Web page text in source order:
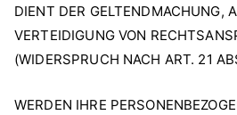
DIENT DER GELTENDMACHUNG,
VERTEIDIGUNG VON
(WIDERSPRUCH NACH ART. 21
WERDEN IHRE